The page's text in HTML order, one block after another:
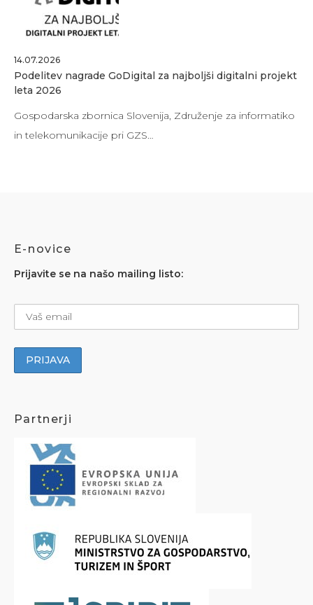
14.07.2026
Podelitev nagrade GoDigital za najboljši digitalni projekt
leta 2026
Gospodarska zbornica Slovenija, Združenje za informatiko
in telekomunikacije pri GZS…
E-novice
Prijavite se na našo mailing listo:
Partnerji